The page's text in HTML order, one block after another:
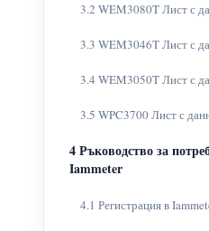
3.2 WEM3080T Лист с
3.3 WEM3046T Лист с
3.4 WEM3050T Лист с
3.5 WPC3700 Лист с
4 Ръководство за
Iammeter
4.1 Регистрация в